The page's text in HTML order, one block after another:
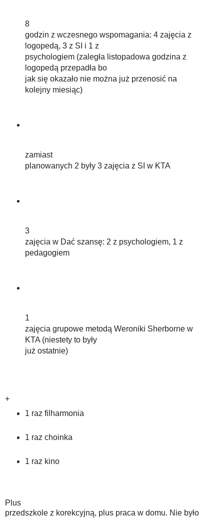
8
godzin z wczesnego wspomagania: 4 zajęcia z
logopedą, 3 z SI i 1 z
psychologiem (zaległa listopadowa godzina z
logopedą przepadła bo
jak się okazało nie można już przenosić na
kolejny miesiąc)
zamiast
planowanych 2 były 3 zajęcia z SI w KTA
3
zajęcia w Dać szansę: 2 z psychologiem, 1 z
pedagogiem
1
zajęcia grupowe metodą Weroniki Sherborne w
KTA (niestety to były
już ostatnie)
+
1 raz filharmonia
1 raz choinka
1 raz kino
Plus
przedszkole z korekcyjną, plus praca w domu. Nie było